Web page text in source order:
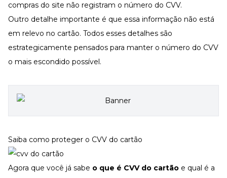
compras do site não registram o número do CVV.
Outro detalhe importante é que essa informação não está
em relevo no cartão. Todos esses detalhes são
estrategicamente pensados para manter o número do CVV
o mais escondido possível.
Saiba como proteger o CVV do cartão
Agora que você já sabe o que é CVV do cartão e qual é a